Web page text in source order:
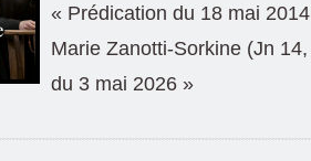
« Prédication du 18 mai
Marie Zanotti-Sorkine (Jn
du 3 mai 2026 »